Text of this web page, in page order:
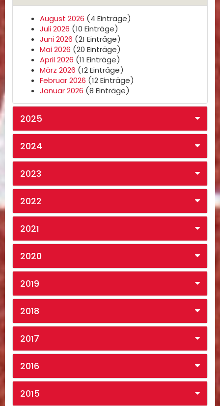
August 2026 (4 Einträge)
Juli 2026 (10 Einträge)
Juni 2026 (21 Einträge)
Mai 2026 (20 Einträge)
April 2026 (11 Einträge)
März 2026 (12 Einträge)
Februar 2026 (12 Einträge)
Januar 2026 (8 Einträge)
2025
2024
2023
2022
2021
2020
2019
2018
2017
2016
2015